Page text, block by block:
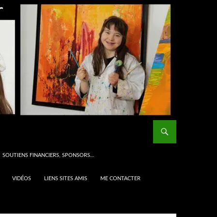
SOUTIENS FINANCIERS, SPONSORS…
VIDÉOS LIENS SITES AMIS ME CONTACTER